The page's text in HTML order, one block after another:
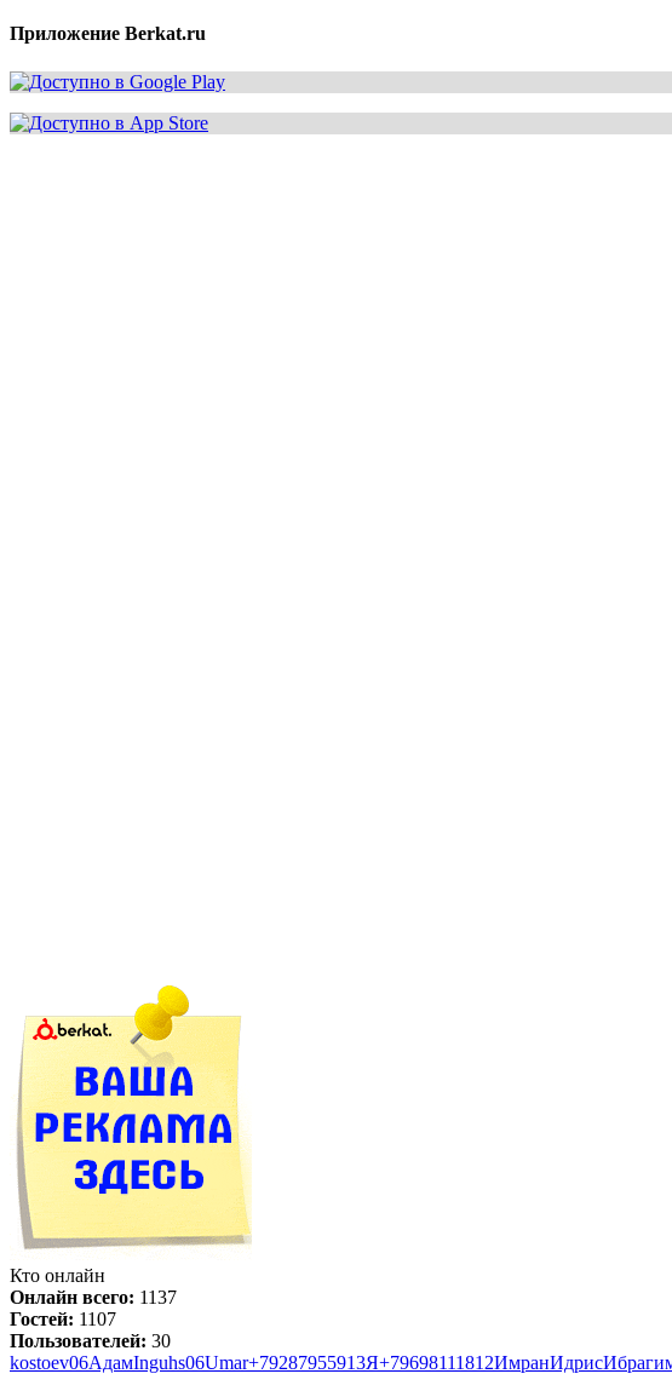
Приложение Berkat.ru
Кто онлайн
Онлайн всего: 1137
Гостей: 1107
Пользователей: 30
kostoev06АдамInguhs06Umar+79287955913Я+79698111812ИмранИдрис